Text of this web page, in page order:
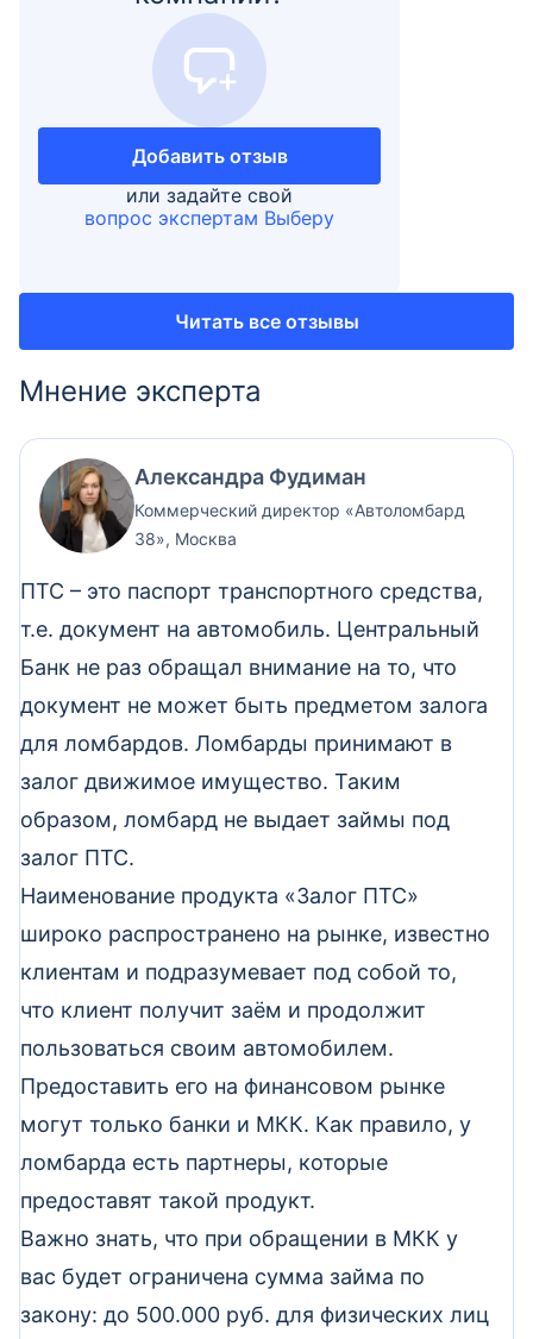
Добавить отзыв
или задайте свой
вопрос экспертам Выберу
Читать все отзывы
Мнение эксперта
Александра Фудиман
Коммерческий директор «Автоломбард
38», Москва
ПТС – это паспорт транспортного средства,
т.е. документ на автомобиль. Центральный
Банк не раз обращал внимание на то, что
документ не может быть предметом залога
для ломбардов. Ломбарды принимают в
залог движимое имущество. Таким
образом, ломбард не выдает займы под
залог ПТС.
Наименование продукта «Залог ПТС»
широко распространено на рынке, известно
клиентам и подразумевает под собой то,
что клиент получит заём и продолжит
пользоваться своим автомобилем.
Предоставить его на финансовом рынке
могут только банки и МКК. Как правило, у
ломбарда есть партнеры, которые
предоставят такой продукт.
Важно знать, что при обращении в МКК у
вас будет ограничена сумма займа по
закону: до 500.000 руб. для физических лиц